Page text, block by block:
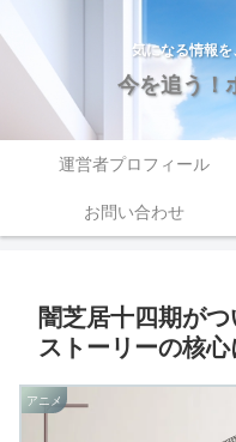
気になる情報
今を追う！
運営者プロフィール
お問い合わせ
闇芝居十四期が
ストーリーの核心
アニメ